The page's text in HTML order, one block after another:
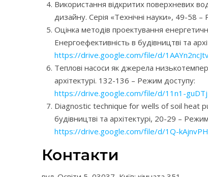
Використання відкритих поверхневих
дизайну. Серія «Технічні науки», 49-58
Оцінка методів проектування
Енергоефективність в будівництві та
https://drive.google.com/file/d/
Теплові насоси як джерела
архітектурі. 132-136 – Режим доступу:
https://drive.google.com/file/d/11n1-
Diagnostic technique for wells of soil heat
будівництві та архітектурі, 20-29 –
https://drive.google.com/file/d/1Q-
Контакти